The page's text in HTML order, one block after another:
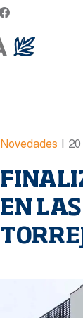
Novedades | 20
EN